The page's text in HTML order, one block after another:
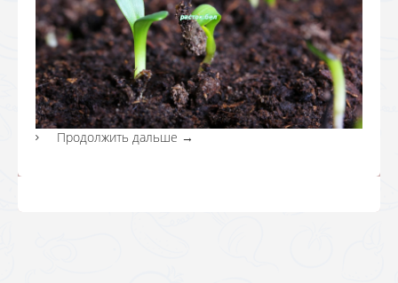
Продолжить дальше →